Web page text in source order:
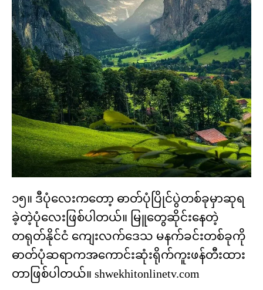
၁၅။ ဒီပုံလေးကတော့ ဓာတ်ပုံပြိုင်ပွဲတစ်ခုမှာဆုရ
ခဲ့တဲ့ပုံလေးဖြစ်ပါတယ်။ မြူတွေဆိုင်းနေတဲ့
တရုတ်နိုင်ငံ ကျေးလက်ဒေသ မနက်ခင်းတစ်ခုကို
ဓာတ်ပုံဆရာကအကောင်းဆုံးရိုက်ကူးဖန်တီးထား
တာဖြစ်ပါတယ်။ shwekhitonlinetv.com